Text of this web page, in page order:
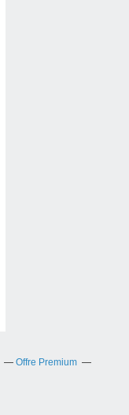
Offre Premium